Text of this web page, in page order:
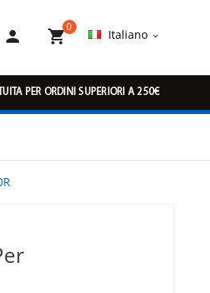
 
0
Italiano 
PER ORDINI SUPERIORI A 250€